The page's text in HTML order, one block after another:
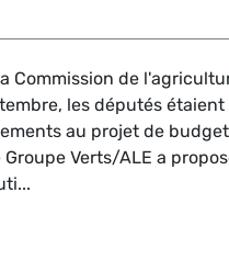
Commission de
les députés étaient
au projet de
Verts/ALE a